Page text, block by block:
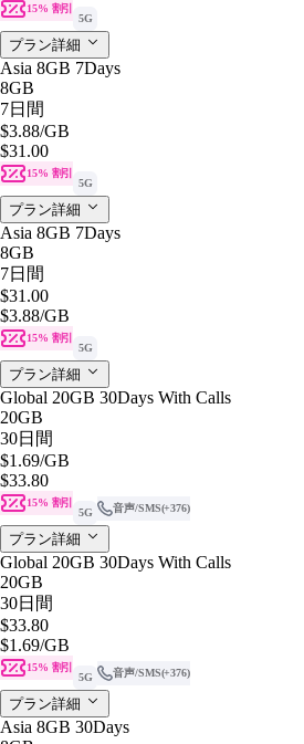
15% 割引
5G
プラン詳細
Asia 8GB 7Days
8GB
7日間
$3.88/GB
$31.00
15% 割引
5G
プラン詳細
Asia 8GB 7Days
8GB
7日間
$31.00
$3.88/GB
15% 割引
5G
プラン詳細
Global 20GB 30Days With Calls
20GB
30日間
$1.69/GB
$33.80
15% 割引
5G
音声/SMS(+376)
プラン詳細
Global 20GB 30Days With Calls
20GB
30日間
$33.80
$1.69/GB
15% 割引
5G
音声/SMS(+376)
プラン詳細
Asia 8GB 30Days